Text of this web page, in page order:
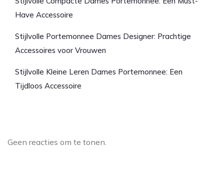
Have Accessoire
Stijlvolle Portemonnee Dames Designer: Prachtige
Accessoires voor Vrouwen
Stijlvolle Kleine Leren Dames Portemonnee: Een
Tijdloos Accessoire
Geen reacties om te tonen.